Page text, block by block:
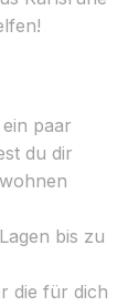
paar
du dir
bis zu
die für dich